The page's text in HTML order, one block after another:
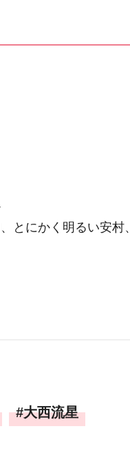
とにかく明るい安村、
大西流星